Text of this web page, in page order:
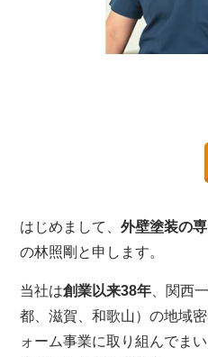
はじめまして、外壁塗装の
の林照剛と申します。
当社は創業以来38年 、関西
都、滋賀、和歌山）の地域
ォーム事業に取り組んでま